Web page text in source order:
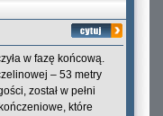
w fazę końcową.
– 53 metry
został w pełni
które